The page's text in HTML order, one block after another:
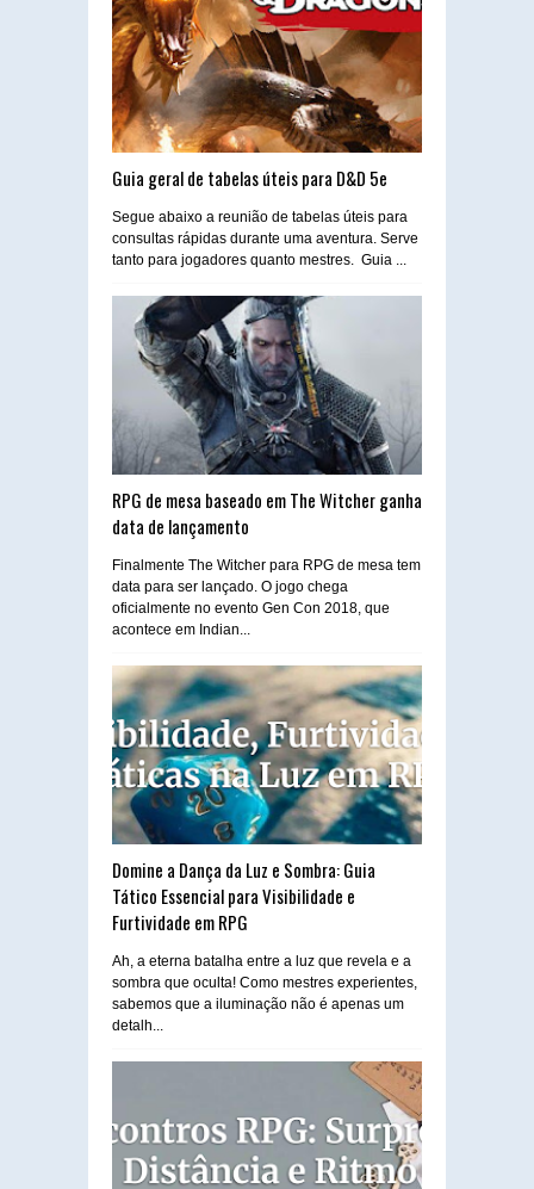
Guia geral de tabelas úteis para D&D 5e
Segue abaixo a reunião de tabelas úteis para
consultas rápidas durante uma aventura. Serve
tanto para jogadores quanto mestres. Guia ...
RPG de mesa baseado em The Witcher ganha
data de lançamento
Finalmente The Witcher para RPG de mesa tem
data para ser lançado. O jogo chega
oficialmente no evento Gen Con 2018, que
acontece em Indian...
Domine a Dança da Luz e Sombra: Guia
Tático Essencial para Visibilidade e
Furtividade em RPG
Ah, a eterna batalha entre a luz que revela e a
sombra que oculta! Como mestres experientes,
sabemos que a iluminação não é apenas um
detalh...